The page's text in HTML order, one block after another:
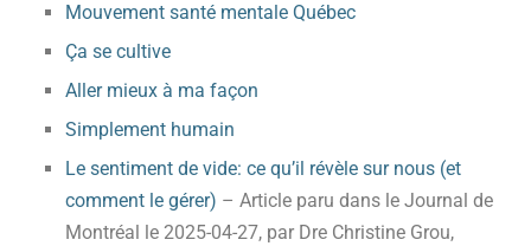
Mouvement santé mentale Québec
Ça se cultive
Aller mieux à ma façon
Simplement humain
Le sentiment de vide: ce qu’il révèle sur nous (et
comment le gérer) – Article paru dans le Journal de
Montréal le 2025-04-27, par Dre Christine Grou,